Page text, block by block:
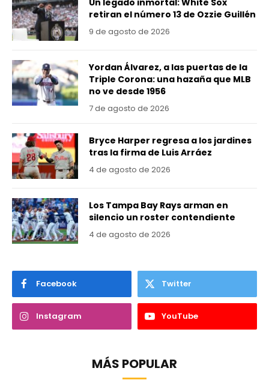
Un legado inmortal: White Sox
retiran el número 13 de Ozzie Guillén
9 de agosto de 2026
Yordan Álvarez, a las puertas de la
Triple Corona: una hazaña que MLB
no ve desde 1956
7 de agosto de 2026
Bryce Harper regresa a los jardines
tras la firma de Luis Arráez
4 de agosto de 2026
Los Tampa Bay Rays arman en
silencio un roster contendiente
4 de agosto de 2026
Facebook Twitter
Instagram YouTube
MÁS POPULAR